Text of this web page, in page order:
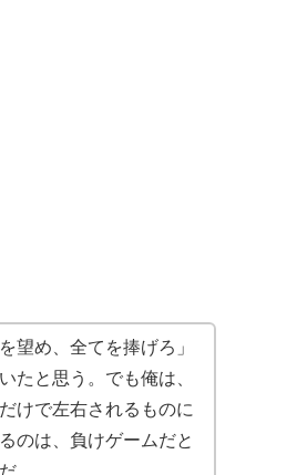
望め、全てを捧げろ」
たと思う。でも俺は、
けで左右されるものに
のは、負けゲームだと
。